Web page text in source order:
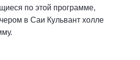
по этой программе,
в Саи Кульвант холле